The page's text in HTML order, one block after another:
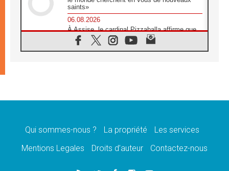
saints»
06.08.2026
À Assise, le cardinal Pizzaballa affirme que
«les chrétiens veulent la paix»
06.08.2026
message de paix et de dignité humaine»
«La visite du Pape en Uruguay renforcera
05.08.2026
Qui sommes-nous ? La propriété
Les services
Mentions Legales
Droits d’auteur Contactez-nous